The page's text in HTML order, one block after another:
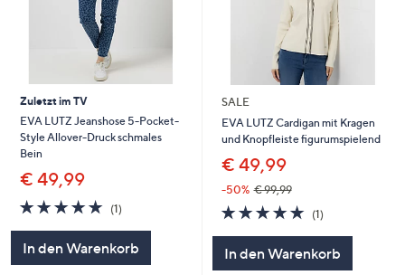
Zuletzt im TV
EVA LUTZ Jeanshose 5-Pocket-
Style Allover-Druck schmales
Bein
€ 49,99
5.0
von
5
(1)
In den Warenkorb
SALE
EVA LUTZ Cardigan mit Kragen
und Knopfleiste figurumspielend
€ 49,99
-50% € 99,99
5.0
von
5
(1)
In den Warenkorb